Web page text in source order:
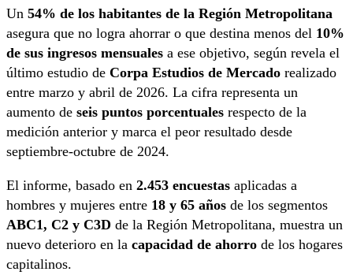
Un 54% de los habitantes de la Región Metropolitana
asegura que no logra ahorrar o que destina menos del 10%
de sus ingresos mensuales a ese objetivo, según revela el
último estudio de Corpa Estudios de Mercado realizado
entre marzo y abril de 2026. La cifra representa un
aumento de seis puntos porcentuales respecto de la
medición anterior y marca el peor resultado desde
septiembre-octubre de 2024.
El informe, basado en 2.453 encuestas aplicadas a
hombres y mujeres entre 18 y 65 años de los segmentos
ABC1, C2 y C3D de la Región Metropolitana, muestra un
nuevo deterioro en la capacidad de ahorro de los hogares
capitalinos.